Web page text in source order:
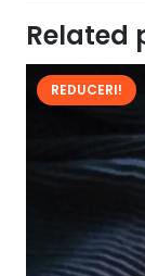
Related
REDUCERI!